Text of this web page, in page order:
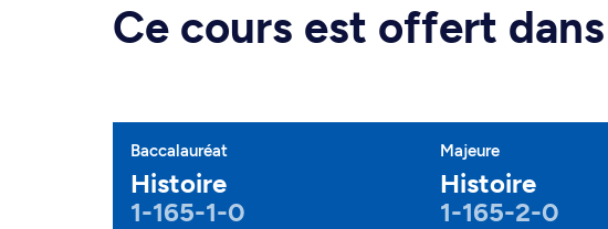
Ce cours est offert
Baccalauréat
Histoire
1-165-1-0
Majeure
Histoire
1-165-2-0